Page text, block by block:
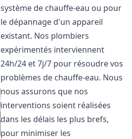
système de chauffe-eau ou pour
le dépannage d'un appareil
existant. Nos plombiers
expérimentés interviennent
24h/24 et 7j/7 pour résoudre vos
problèmes de chauffe-eau. Nous
nous assurons que nos
interventions soient réalisées
dans les délais les plus brefs,
pour minimiser les